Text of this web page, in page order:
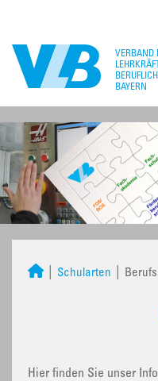
Schularten
Hier finden Sie unser